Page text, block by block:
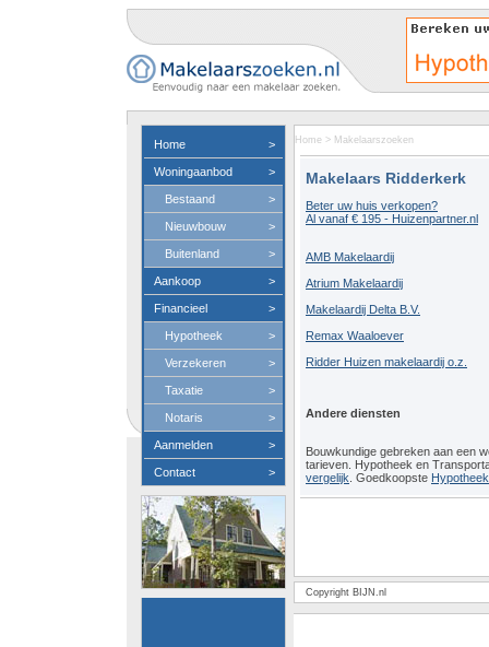
Home >
Woningaanbod >
Bestaand >
Nieuwbouw >
Buitenland >
Aankoop >
Financieel >
Hypotheek >
Verzekeren >
Taxatie >
Notaris >
Aanmelden >
Contact >
Home > Makelaarszoeken
Makelaars Ridderkerk
Beter uw huis verkopen?
Al vanaf € 195 - Huizenpartner.nl
AMB Makelaardij
Atrium Makelaardij
Makelaardij Delta B.V.
Remax Waaloever
Ridder Huizen makelaardij o.z.
Andere diensten
Bouwkundige gebreken aan een
tarieven. Hypotheek en
vergelijk . Goedkoopste
Copyright BIJN.nl